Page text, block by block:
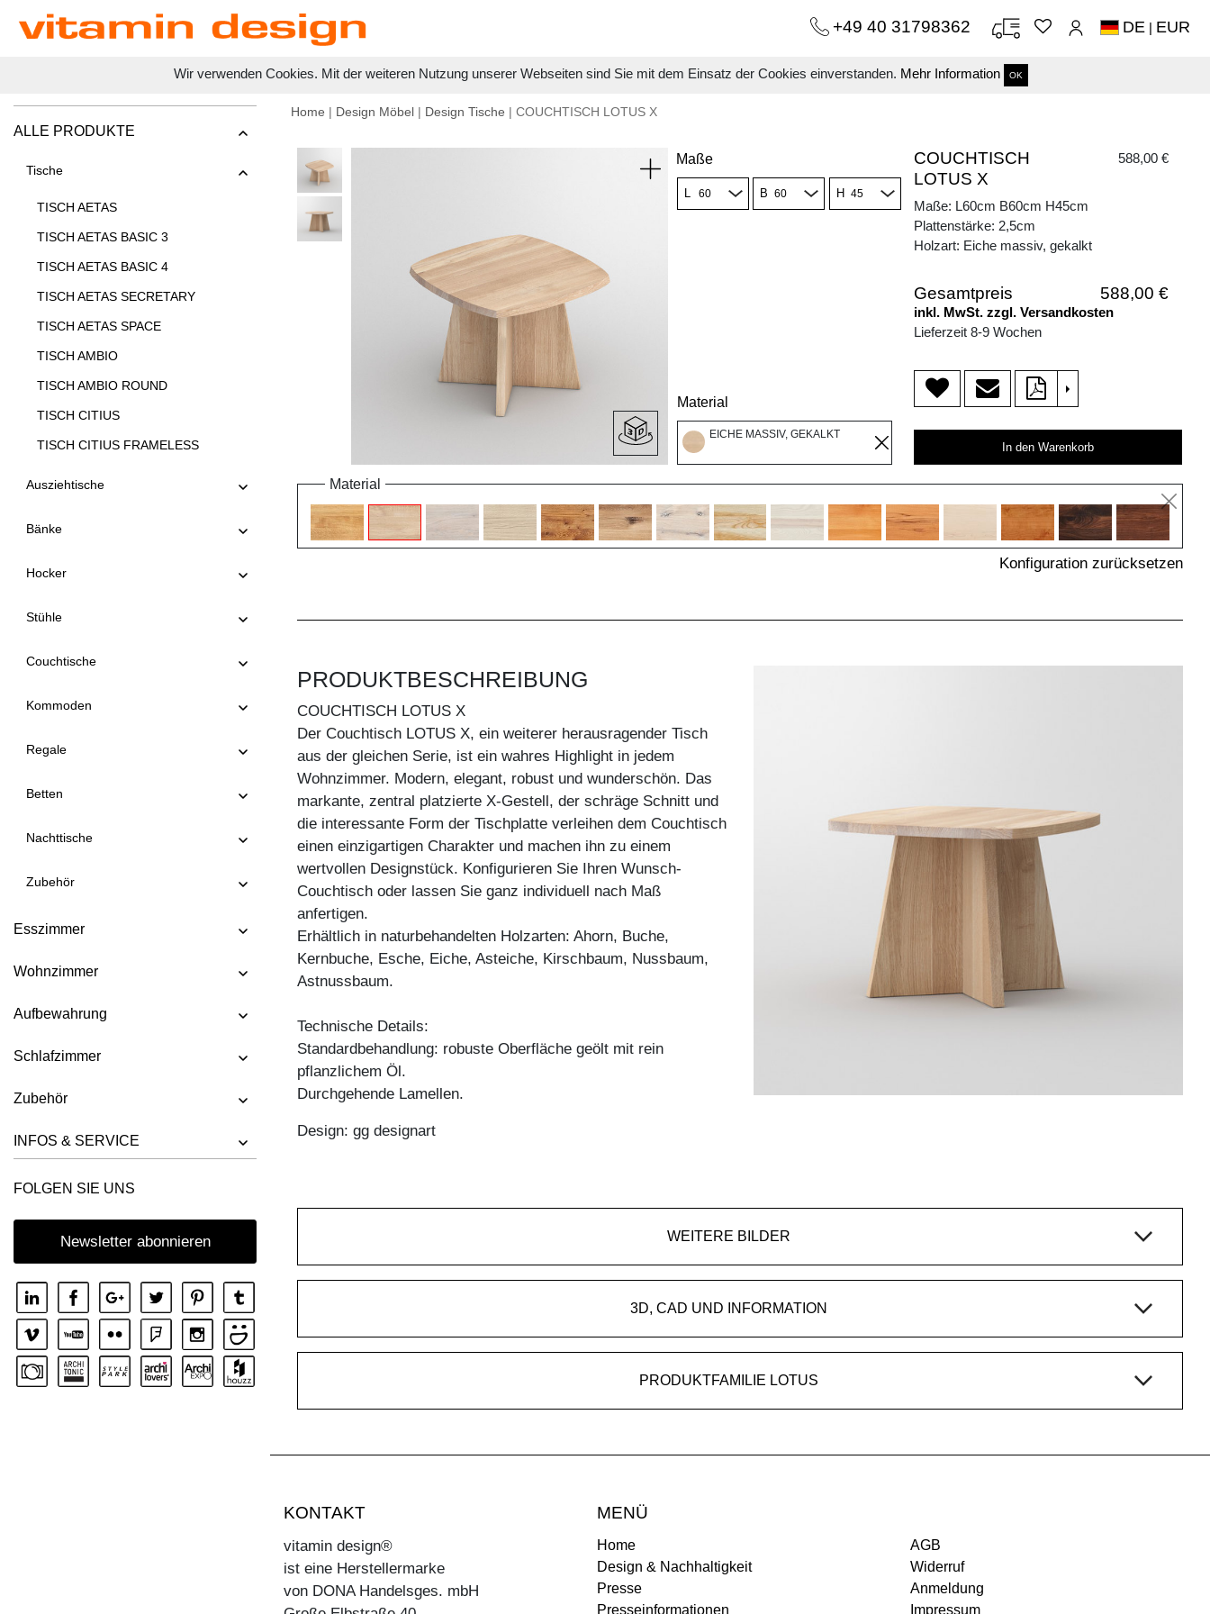
Wir verwenden Cookies. Mit der weiteren Nutzung unserer Webseiten sind Sie mit dem Einsatz der Cookies einverstanden. Mehr Information OK
+49 40 31798362 DE | EUR
ALLE PRODUKTE
Tische
TISCH AETAS
TISCH AETAS BASIC 3
TISCH AETAS BASIC 4
TISCH AETAS SECRETARY
TISCH AETAS SPACE
TISCH AMBIO
TISCH AMBIO ROUND
TISCH CITIUS
TISCH CITIUS FRAMELESS
TISCH CONVERTO
TISCH CUBUS 3 B10X10
TISCH DUCK
TISCH DUCK OVAL
TISCH FACHWERK SQUARE
TISCH FORTE 3 B7X7
TISCH FORTE 4 B9X9
TISCH FORTE BUTTERFLY
TISCH GRATUS BUTTERFLY
TISCH IUSTUS
TISCH LIVING BUTTERFLY
TISCH LOTUS
TISCH MARGO
TISCH MARGO ROUND
TISCH MARGO SELECT
TISCH MENA
TISCH MENA CONSOLE
TISCH MENA CONSOLE T
Ausziehtische
Bänke
Hocker
Stühle
Couchtische
Kommoden
Regale
Betten
Nachttische
Zubehör
Esszimmer
Wohnzimmer
Aufbewahrung
Schlafzimmer
Zubehör
INFOS & SERVICE
FOLGEN SIE UNS
Newsletter abonnieren
Home | Design Möbel | Design Tische | COUCHTISCH LOTUS X
Maße
L B H
Material
EICHE MASSIV, GEKALKT
COUCHTISCH
LOTUS X
588,00 €
Maße: L60cm B60cm H45cm
Plattenstärke: 2,5cm
Holzart: Eiche massiv, gekalkt
Gesamtpreis 588,00 €
inkl. MwSt. zzgl. Versandkosten
Lieferzeit 8-9 Wochen
>
In den Warenkorb
Material
Konfiguration zurücksetzen
PRODUKTBESCHREIBUNG
COUCHTISCH LOTUS X
Der Couchtisch LOTUS X, ein weiterer herausragender Tisch
aus der gleichen Serie, ist ein wahres Highlight in jedem
Wohnzimmer. Modern, elegant, robust und wunderschön. Das
markante, zentral platzierte X-Gestell, der schräge Schnitt und
die interessante Form der Tischplatte verleihen dem Couchtisch
einen einzigartigen Charakter und machen ihn zu einem
wertvollen Designstück. Konfigurieren Sie Ihren Wunsch-
Couchtisch oder lassen Sie ganz individuell nach Maß
anfertigen.
Erhältlich in naturbehandelten Holzarten: Ahorn, Buche,
Kernbuche, Esche, Eiche, Asteiche, Kirschbaum, Nussbaum,
Astnussbaum.
Technische Details:
Standardbehandlung: robuste Oberfläche geölt mit rein
pflanzlichem Öl.
Durchgehende Lamellen.
Design: gg designart
WEITERE BILDER
3D, CAD UND INFORMATION
PRODUKTFAMILIE LOTUS
KONTAKT
vitamin design®
ist eine Herstellermarke
von DONA Handelsges. mbH
MENÜ
Home
Design & Nachhaltigkeit
Presse
Presseinformationen
AGB
Widerruf
Anmeldung
Impressum